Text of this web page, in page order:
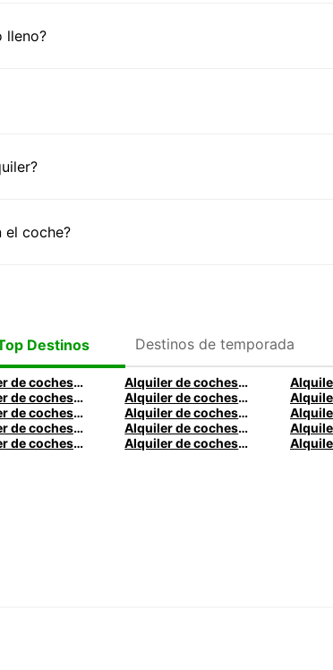
lleno?
el coche?
Destinos Destinos de temporada
Alquiler de coches en Bari Alquiler de coches en Dublín
Alquiler de coches en Oviedo
Alquiler de coches en Granada
Alquiler de coches en Venecia
Alquiler de coches en Palermo
Alquiler de coches en Bolonia
Alquiler de coches en Londres
Alquiler de coches en Múnich
Alquiler de coches en Karlsruhe